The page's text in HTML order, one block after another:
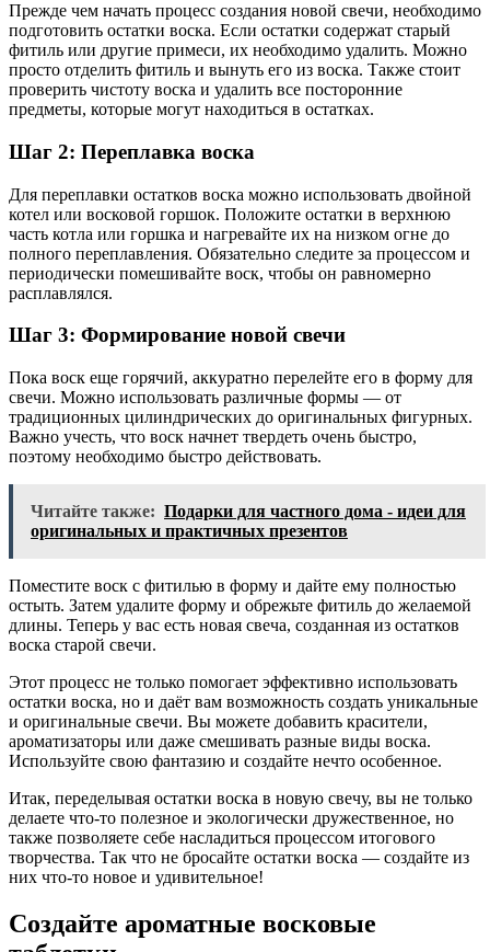
Прежде чем начать процесс создания новой свечи, необходимо
подготовить остатки воска. Если остатки содержат старый
фитиль или другие примеси, их необходимо удалить. Можно
просто отделить фитиль и вынуть его из воска. Также стоит
проверить чистоту воска и удалить все посторонние
предметы, которые могут находиться в остатках.
Шаг 2: Переплавка воска
Для переплавки остатков воска можно использовать двойной
котел или восковой горшок. Положите остатки в верхнюю
часть котла или горшка и нагревайте их на низком огне до
полного переплавления. Обязательно следите за процессом и
периодически помешивайте воск, чтобы он равномерно
расплавлялся.
Шаг 3: Формирование новой свечи
Пока воск еще горячий, аккуратно перелейте его в форму для
свечи. Можно использовать различные формы — от
традиционных цилиндрических до оригинальных фигурных.
Важно учесть, что воск начнет твердеть очень быстро,
поэтому необходимо быстро действовать.
Читайте также: Подарки для частного дома - идеи для
оригинальных и практичных презентов
Поместите воск с фитилью в форму и дайте ему полностью
остыть. Затем удалите форму и обрежьте фитиль до желаемой
длины. Теперь у вас есть новая свеча, созданная из остатков
воска старой свечи.
Этот процесс не только помогает эффективно использовать
остатки воска, но и даёт вам возможность создать уникальные
и оригинальные свечи. Вы можете добавить красители,
ароматизаторы или даже смешивать разные виды воска.
Используйте свою фантазию и создайте нечто особенное.
Итак, переделывая остатки воска в новую свечу, вы не только
делаете что-то полезное и экологически дружественное, но
также позволяете себе насладиться процессом итогового
творчества. Так что не бросайте остатки воска — создайте из
них что-то новое и удивительное!
Создайте ароматные восковые